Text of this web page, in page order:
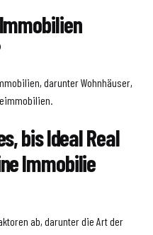
darunter Wohnhäuser,
bis Ideal Real
Immobilie
ab, darunter die Art der